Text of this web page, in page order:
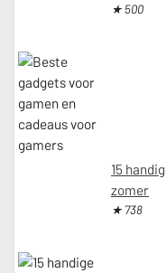
★ 500
15
zomer
★ 738